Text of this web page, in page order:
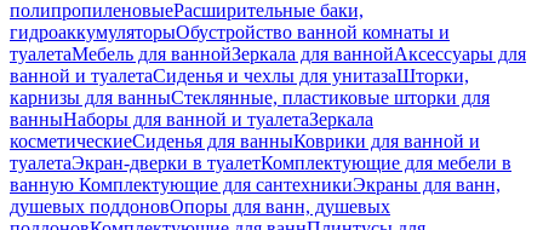
полипропиленовыеРасширительные баки,
гидроаккумуляторыОбустройство ванной комнаты и
туалетаМебель для ваннойЗеркала для ваннойАксессуары для
ванной и туалетаСиденья и чехлы для унитазаШторки,
карнизы для ванныСтеклянные, пластиковые шторки для
ванныНаборы для ванной и туалетаЗеркала
косметическиеСиденья для ванныКоврики для ванной и
туалетаЭкран-дверки в туалетКомплектующие для мебели в
ванную Комплектующие для сантехникиЭкраны для ванн,
душевых поддоновОпоры для ванн, душевых